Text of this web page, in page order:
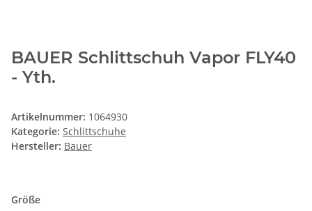
BAUER Schlittschuh Vapor FLY40
- Yth.
Artikelnummer: 1064930
Kategorie: Schlittschuhe
Hersteller: Bauer
Größe